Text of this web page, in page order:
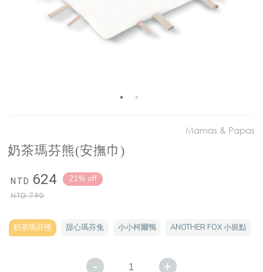
Mamas & Papas
奶茶瑪芬熊(安撫巾)
NTD 624
NTD790
21% off
奶茶瑪芬熊 甜心瑪芬兔 小小柯爾鴨 ANOTHER FOX 小斑點
- +